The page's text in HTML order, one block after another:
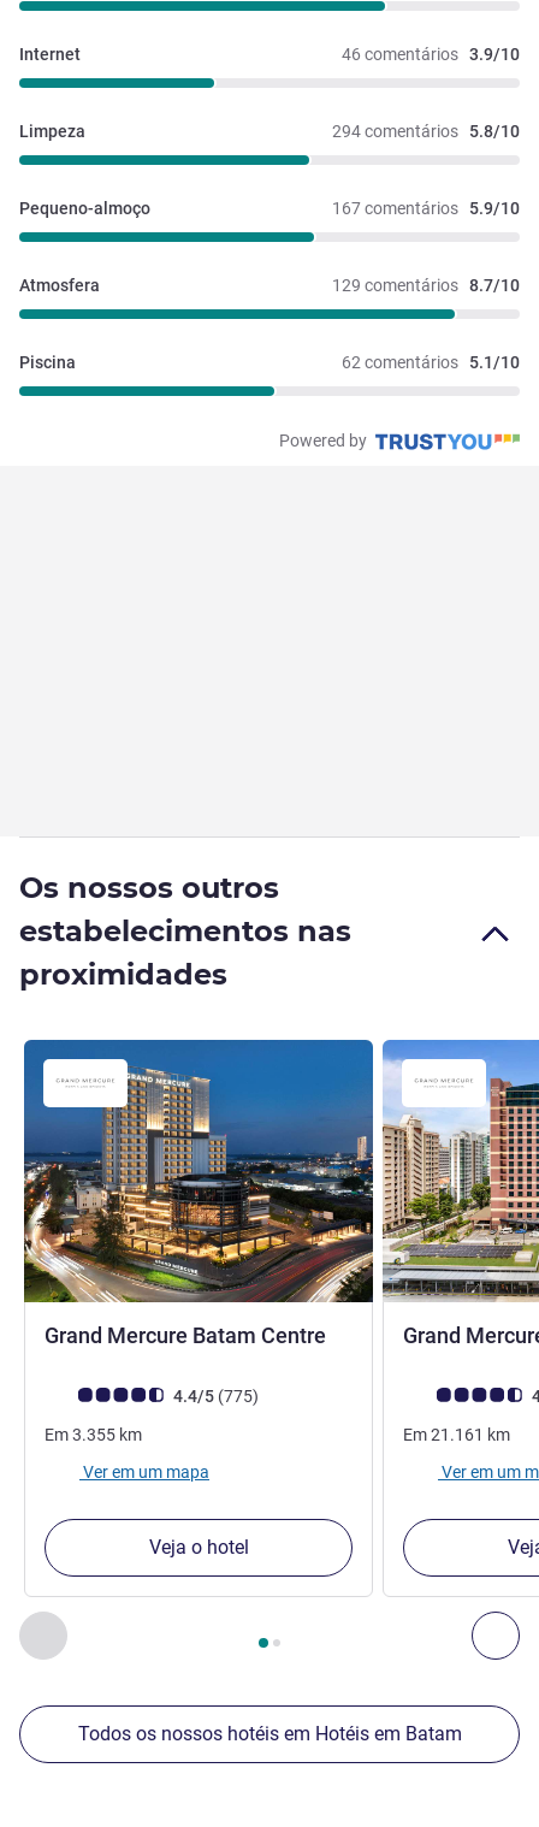
46 comentários 3.9/10
Internet
294 comentários 5.8/10
Limpeza
167 comentários 5.9/10
Pequeno-almoço
129 comentários 8.7/10
Atmosfera
62 comentários 5.1/10
Piscina
Powered by
Os nossos outros
estabelecimentos nas
proximidades
Anterior - Os nossos outros estabelecimentos nas
Página , Os nossos outros estabelecimentos nas
Grand Mercure Batam Centre 5 estrelas
Nota clientes Avis (Classificação ALL)
4.4/5 (775comentários
)
Em3.355 km
Ver em um mapa
Veja o hotel
Grand
Nota clientes
Em21.161 km
Ver em um
Todos os nossos hotéis em Hotéis em Batam